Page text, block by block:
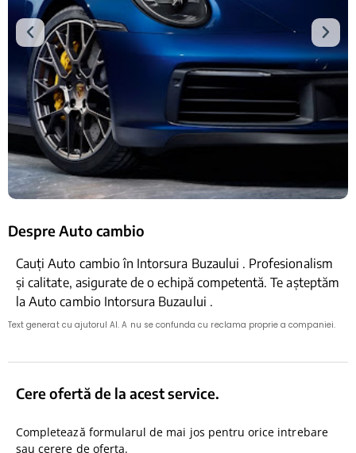
Despre Auto cambio
Cauți Auto cambio în Intorsura Buzaului . Profesionalism
și calitate, asigurate de o echipă competentă. Te așteptăm
la Auto cambio Intorsura Buzaului .
Text generat cu ajutorul AI. A nu se confunda cu reclama proprie a companiei.
Cere ofertă de la acest service.
Completează formularul de mai jos pentru orice intrebare
sau cerere de oferta.